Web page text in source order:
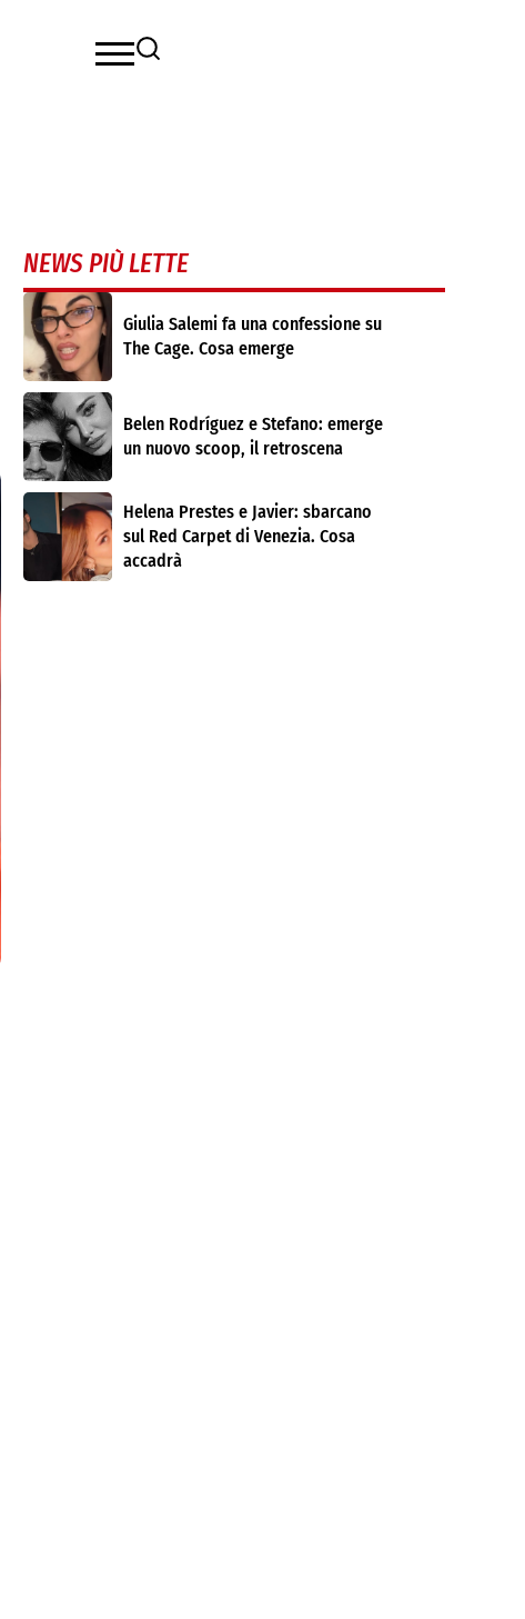
NEWS PIÙ LETTE
Giulia Salemi fa una confessione su
The Cage. Cosa emerge
Belen Rodríguez e Stefano: emerge
un nuovo scoop, il retroscena
Helena Prestes e Javier: sbarcano
sul Red Carpet di Venezia. Cosa
accadrà